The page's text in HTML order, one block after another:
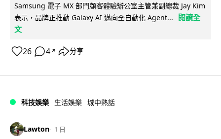
Samsung 電子 MX 部門顧客體驗辦公室主管兼副總裁 Jay Kim
表示，品牌正推動 Galaxy AI 邁向全自動化 Agent...
閱讀全
文
26 4 ↗ 分享
科技娛樂 生活娛樂 城中熱話
Lawton 1 日